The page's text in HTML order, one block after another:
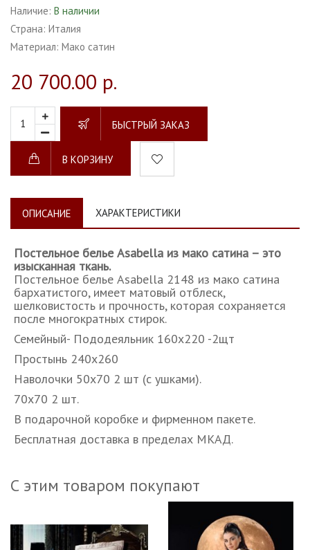
Наличие: В наличии
Страна: Италия
Материал: Мако сатин
20 700.00 р.
БЫСТРЫЙ ЗАКАЗ
В КОРЗИНУ
ОПИСАНИЕ ХАРАКТЕРИСТИКИ
Постельное белье Asabella из мако сатина – это
изысканная ткань.
Постельное белье Asabella 2148 из мако сатина
бархатистого, имеет матовый отблеск,
шелковистость и прочность, которая сохраняется
после многократных стирок.
Семейный- Пододеяльник 160х220 -2щт
Простынь 240х260
Наволочки 50х70 2 шт (с ушками).
70х70 2 шт.
В подарочной коробке и фирменном пакете.
Бесплатная доставка в пределах МКАД.
С этим товаром покупают